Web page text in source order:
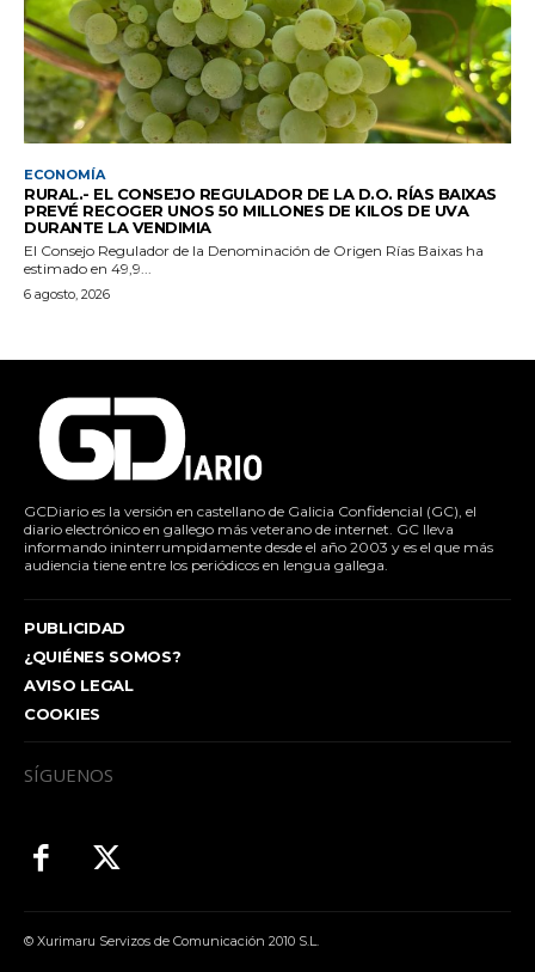
ECONOMÍA
RURAL.- EL CONSEJO REGULADOR DE LA D.O. RÍAS BAIXAS
PREVÉ RECOGER UNOS 50 MILLONES DE KILOS DE UVA
DURANTE LA VENDIMIA
El Consejo Regulador de la Denominación de Origen Rías Baixas ha
estimado en 49,9...
6 agosto, 2026
GCDiario es la versión en castellano de Galicia Confidencial (GC), el
diario electrónico en gallego más veterano de internet. GC lleva
informando ininterrumpidamente desde el año 2003 y es el que más
audiencia tiene entre los periódicos en lengua gallega.
PUBLICIDAD
¿QUIÉNES SOMOS?
AVISO LEGAL
COOKIES
SÍGUENOS
© Xurimaru Servizos de Comunicación 2010 S.L.